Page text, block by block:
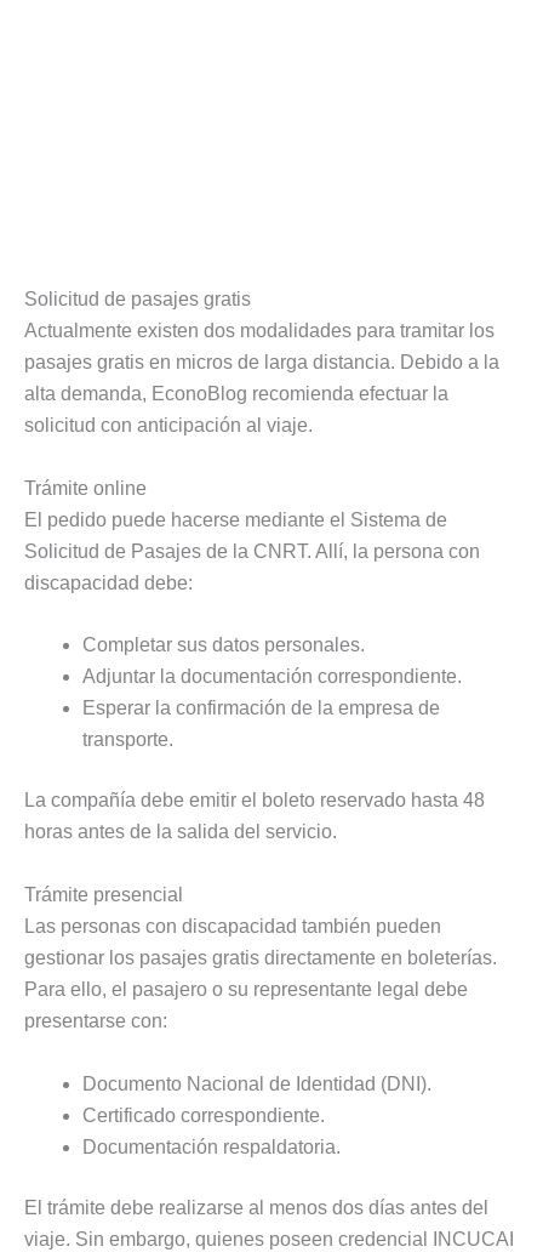
Solicitud de pasajes gratis
Actualmente existen dos modalidades para tramitar los
pasajes gratis en micros de larga distancia. Debido a la
alta demanda, EconoBlog recomienda efectuar la
solicitud con anticipación al viaje.
Trámite online
El pedido puede hacerse mediante el Sistema de
Solicitud de Pasajes de la CNRT. Allí, la persona con
discapacidad debe:
Completar sus datos personales.
Adjuntar la documentación correspondiente.
Esperar la confirmación de la empresa de
transporte.
La compañía debe emitir el boleto reservado hasta 48
horas antes de la salida del servicio.
Trámite presencial
Las personas con discapacidad también pueden
gestionar los pasajes gratis directamente en boleterías.
Para ello, el pasajero o su representante legal debe
presentarse con:
Documento Nacional de Identidad (DNI).
Certificado correspondiente.
Documentación respaldatoria.
El trámite debe realizarse al menos dos días antes del
viaje. Sin embargo, quienes poseen credencial INCUCAI